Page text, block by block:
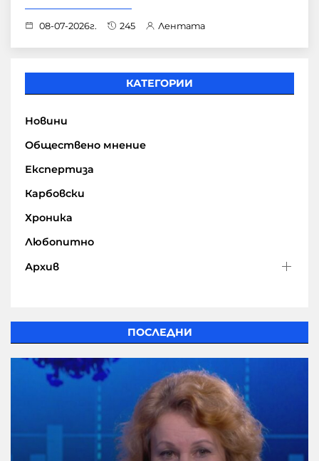
08-07-2026г. 245 Лентата
КАТЕГОРИИ
Новини
Обществено мнение
Експертиза
Карбовски
Хроника
Любопитно
Архив
ПОСЛЕДНИ